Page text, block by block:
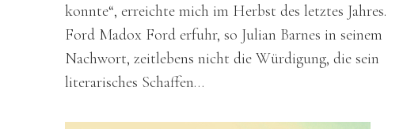
konnte“, erreichte mich im Herbst des letztes Jahres.
Ford Madox Ford erfuhr, so Julian Barnes in seinem
Nachwort, zeitlebens nicht die Würdigung, die sein
literarisches Schaffen…